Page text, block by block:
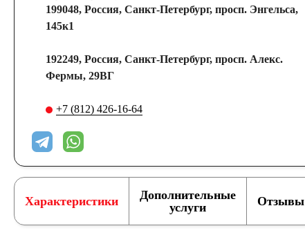
199048, Россия, Санкт-Петербург, просп. Энгельса,
145к1
192249, Россия, Санкт-Петербург, просп. Алекс.
Фермы, 29ВГ
+7 (812) 426-16-64
Характеристики
Дополнительные
услуги
Отзывы